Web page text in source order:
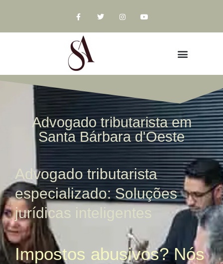
Advogado tributarista em
Santa Bárbara d'Oeste
Advogado tributarista
especializado: Soluções
jurídicas inteligentes
Impostos abusivos? Nós